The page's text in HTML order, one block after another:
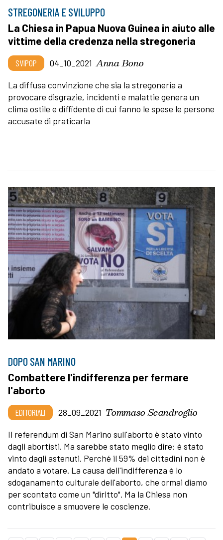
STREGONERIA E SVILUPPO
La Chiesa in Papua Nuova Guinea in aiuto alle
vittime della credenza nella stregoneria
SVIPOP 04_10_2021 Anna Bono
La diffusa convinzione che sia la stregoneria a
provocare disgrazie, incidenti e malattie genera un
clima ostile e diffidente di cui fanno le spese le persone
accusate di praticarla
DOPO SAN MARINO
Combattere l'indifferenza per fermare
l'aborto
EDITORIALI 28_09_2021 Tommaso Scandroglio
Il referendum di San Marino sull'aborto è stato vinto
dagli abortisti. Ma sarebbe stato meglio dire: è stato
vinto dagli astenuti. Perché il 59% dei cittadini non è
andato a votare. La causa dell'indifferenza è lo
sdoganamento culturale dell'aborto, che ormai diamo
per scontato come un "diritto". Ma la Chiesa non
contribuisce a smuovere le coscienze.